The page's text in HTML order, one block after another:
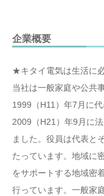
企業概要
★キタイ電気は生活に
当社は一般家庭や公共
1999（H11）年7月に
2009（H21）年9月に
ました。役員は代表と
たっています。地域に
をサポートする地域密
行っています。一般家